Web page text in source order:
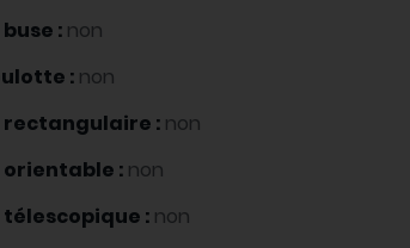
: non
: non
: non
: non
: non